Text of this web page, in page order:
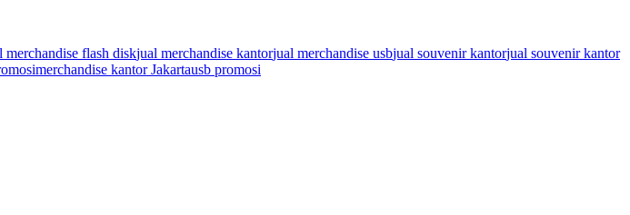
merchandise flash diskjual merchandise kantorjual merchandise usbjual souvenir kantorjual souvenir kantor
merchandise kantor Jakartausb promosi